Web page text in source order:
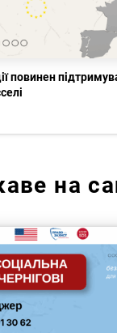
повинен
на